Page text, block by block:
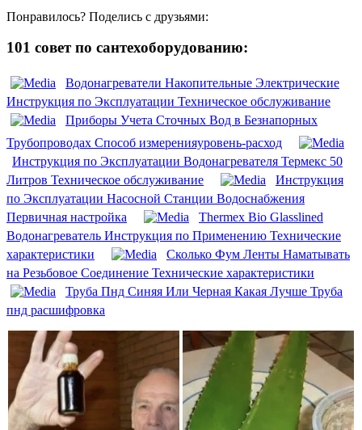
Понравилось? Поделись с друзьями:
101 совет по сантехоборудованию:
Водонагреватели Накопительные Электрические
Инструкция по Эксплуатации Техническое обслуживание
Приборы Учета Сточных Вод в Безнапорных
Трубопроводах Способ измеренияуровень-расход
Инструкция по Эксплуатации Водонагревателя Термекс 50
Литров Техническое обслуживание
Инструкция
по Эксплуатации Насосной Станции Водоснабжения
Первичная настройка
Thermex Bio Glasslined
Водонагреватель Инструкция по Применению Технические
характеристики
Сколько Фум Ленты Наматывать
на Резьбовое Соединение Технические характеристики
Труба Пнд Синяя Или Черная Какая Лучше Труба
пнд расшифровка